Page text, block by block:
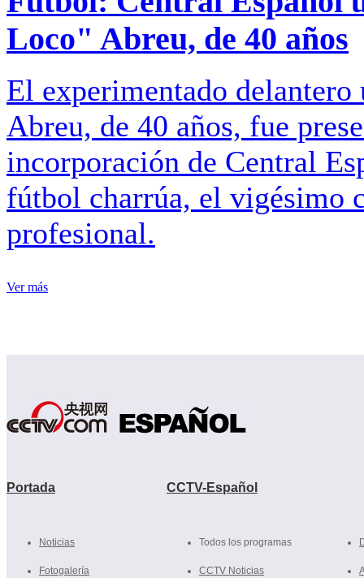
Loco" Abreu, de 40 años
El experimentado
Abreu, de 40 años, fue
incorporación de Central
fútbol charrúa, el vigésimo
profesional.
Ver más
Portada
Noticias
Fotogalería
CCTV-Español
Todos los programas
CCTV Noticias